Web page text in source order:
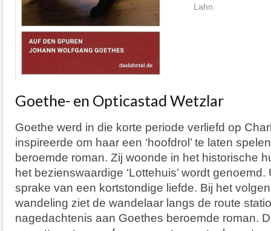
Lahn.
Goethe- en Opticastad Wetzlar
Goethe werd in die korte periode verliefd op
inspireerde om haar een ‘hoofdrol’ te laten
beroemde roman. Zij woonde in het historische
het bezienswaardige ‘Lottehuis’ wordt
sprake van een kortstondige liefde. Bij het
wandeling ziet de wandelaar langs de route
nagedachtenis aan Goethes beroemde roman.